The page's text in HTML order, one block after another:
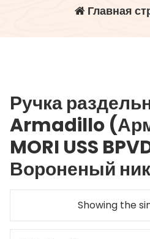
Главная
Ручка
Armadillo
MORI USS
Вороненый
Showing the